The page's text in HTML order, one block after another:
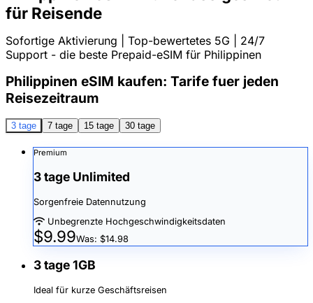
für Reisende
Sofortige Aktivierung | Top-bewertetes 5G | 24/7
Support - die beste Prepaid-eSIM für Philippinen
Philippinen eSIM kaufen: Tarife fuer jeden
Reisezeitraum
3 tage 7 tage 15 tage 30 tage
Premium
3 tage Unlimited
Sorgenfreie Datennutzung
Unbegrenzte Hochgeschwindigkeitsdaten
$9.99Was: $14.98
3 tage 1GB
Ideal für kurze Geschäftsreisen